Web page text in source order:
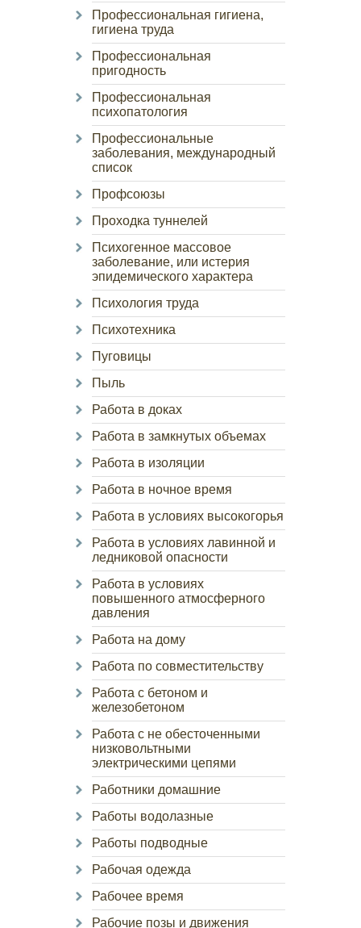
Профессиональная гигиена,
гигиена труда
Профессиональная
пригодность
Профессиональная
психопатология
Профессиональные
заболевания, международный
список
Профсоюзы
Проходка туннелей
Психогенное массовое
заболевание, или истерия
эпидемического характера
Психология труда
Психотехника
Пуговицы
Пыль
Работа в доках
Работа в замкнутых объемах
Работа в изоляции
Работа в ночное время
Работа в условиях высокогорья
Работа в условиях лавинной и
ледниковой опасности
Работа в условиях
повышенного атмосферного
давления
Работа на дому
Работа по совместительству
Работа с бетоном и
железобетоном
Работа с не обесточенными
низковольтными
электрическими цепями
Работники домашние
Работы водолазные
Работы подводные
Рабочая одежда
Рабочее время
Рабочие позы и движения